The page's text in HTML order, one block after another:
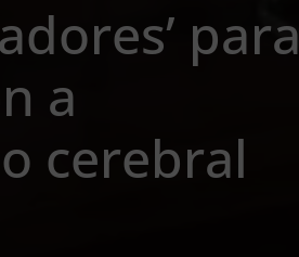
para
a
cerebral